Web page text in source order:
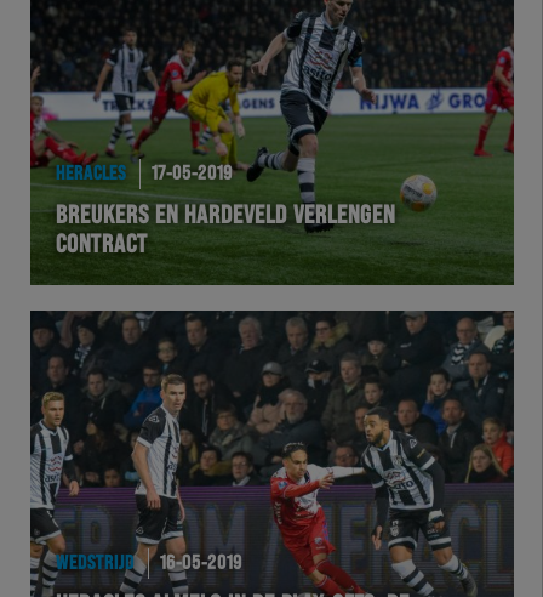
HERACLES 17-05-2019
BREUKERS EN HARDEVELD VERLENGEN
CONTRACT
WEDSTRIJD 16-05-2019